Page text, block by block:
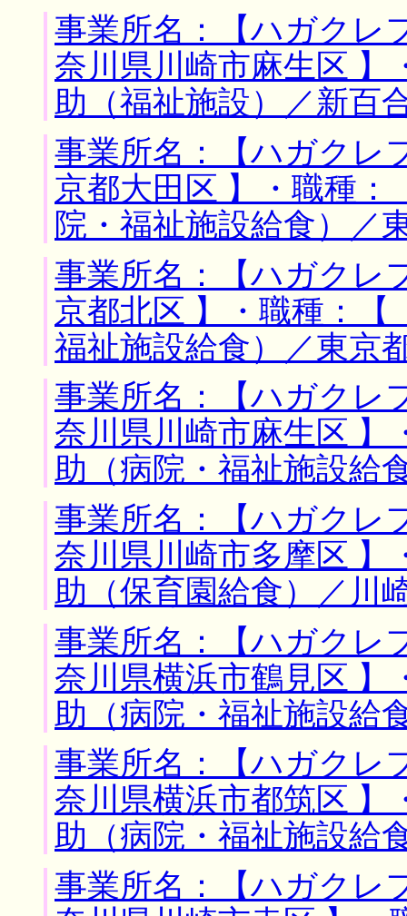
事業所名：【ハガクレ
奈川県川崎市麻生区 】
助（福祉施設）／新百
事業所名：【ハガクレ
京都大田区 】・職種：
院・福祉施設給食）／
事業所名：【ハガクレ
京都北区 】・職種：【
福祉施設給食）／東京
事業所名：【ハガクレ
奈川県川崎市麻生区 】
助（病院・福祉施設給
事業所名：【ハガクレ
奈川県川崎市多摩区 】
助（保育園給食）／川
事業所名：【ハガクレ
奈川県横浜市鶴見区 】
助（病院・福祉施設給
事業所名：【ハガクレ
奈川県横浜市都筑区 】
助（病院・福祉施設給
事業所名：【ハガクレ